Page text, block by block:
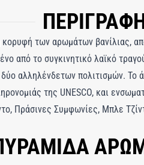
των αρωμάτων βανίλιας,
από το συγκινητικό λαϊκό
αλληλένδετων πολιτισμών.
της UNESCO, και
Πράσινες Συμφωνίες, Μπλε
του φραγκοστάφυλου, του
στις προκλήσεις της ζωής.